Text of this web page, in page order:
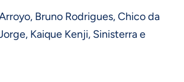
Bruno Rodrigues, Chico da
Kaique Kenji, Sinisterra e